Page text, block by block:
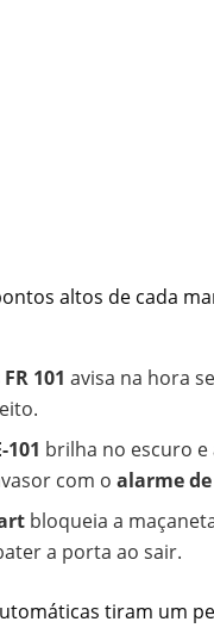
altos de cada
101 avisa na hora
101 brilha no escuro e
com oalarme
bloqueia a
a porta ao sair.
tiram um